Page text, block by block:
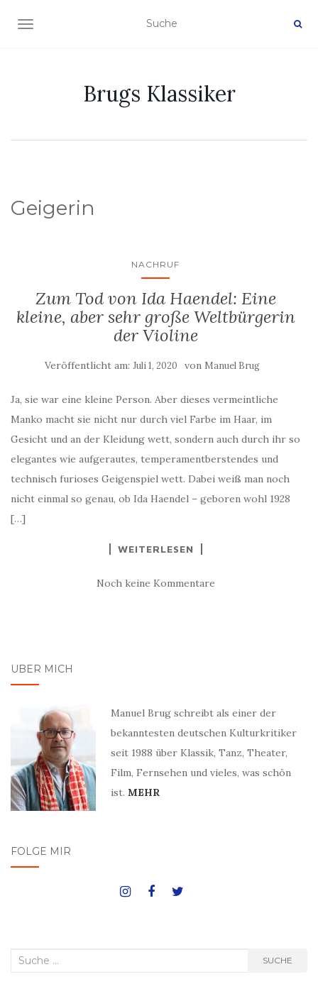
NAVIGATION EIN-/AUSSCHALTEN
Brugs Klassiker
Geigerin
NACHRUF
Zum Tod von Ida Haendel: Eine
kleine, aber sehr große Weltbürgerin
der Violine
Veröffentlicht am: Juli 1, 2020 von Manuel Brug
Ja, sie war eine kleine Person. Aber dieses vermeintliche
Manko macht sie nicht nur durch viel Farbe im Haar, im
Gesicht und an der Kleidung wett, sondern auch durch ihr so
elegantes wie aufgerautes, temperamentberstendes und
technisch furioses Geigenspiel wett. Dabei weiß man noch
nicht einmal so genau, ob Ida Haendel – geboren wohl 1928
[…]
WEITERLESEN
Noch keine Kommentare
ÜBER MICH
Manuel Brug schreibt als einer der
bekanntesten deutschen Kulturkritiker
seit 1988 über Klassik, Tanz, Theater,
Film, Fernsehen und vieles, was schön
ist. MEHR
FOLGE MIR
Suche
SUCHE